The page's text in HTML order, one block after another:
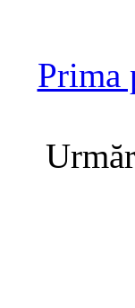
Prima